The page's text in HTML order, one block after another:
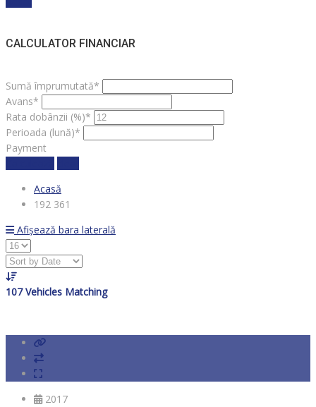
CALCULATOR FINANCIAR
Sumă împrumutată*
Avans*
Rata dobânzii (%)*
Perioada (lună)*
Payment
Acasă
192 361
Afișează bara laterală
107 Vehicles Matching
2017